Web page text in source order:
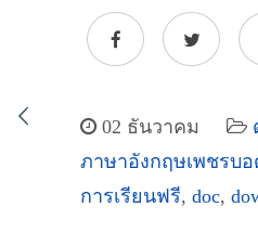
02 ธันวาคม
ภาษาอังกฤษเพชรบ
การเรียนฟรี, doc,